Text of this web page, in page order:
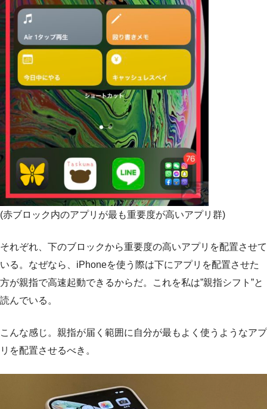
(赤ブロック内のアプリが最も重要度が高いアプリ群)
それぞれ、下のブロックから重要度の高いアプリを配置させて
いる。なぜなら、iPhoneを使う際は下にアプリを配置させた
方が親指で高速起動できるからだ。これを私は”親指シフト”と
読んでいる。
こんな感じ。親指が届く範囲に自分が最もよく使うようなアプ
リを配置させるべき。